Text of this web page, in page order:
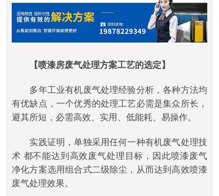
【喷漆房废气处理方案工艺的选定】
多年工业有机废气处理经验分析，各种方法均
有优缺点，一个优秀的处理工艺必需是集众所长，
避其所短，必需高效、实用、低能耗、易操作。
实践证明，单独采用任何一种有机废气处理技
术 都不能达到高效废气处理目标，因此喷漆废气
净化方案选用组合式二级除尘，从而达到高效喷漆
废气处理效果。